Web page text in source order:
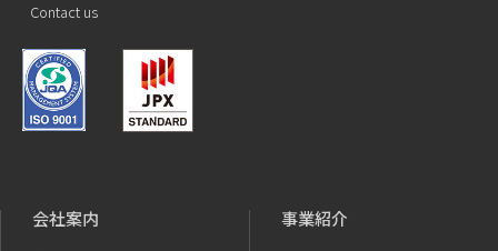
Contact us
会社案内 事業紹介